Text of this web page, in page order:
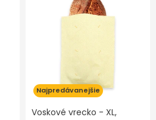
Najpredávanejšie
Voskové vrecko - XL,